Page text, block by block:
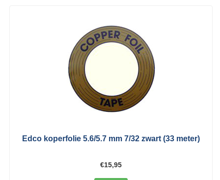
Edco koperfolie 5.6/5.7 mm 7/32 zwart (33 meter)
€15,95